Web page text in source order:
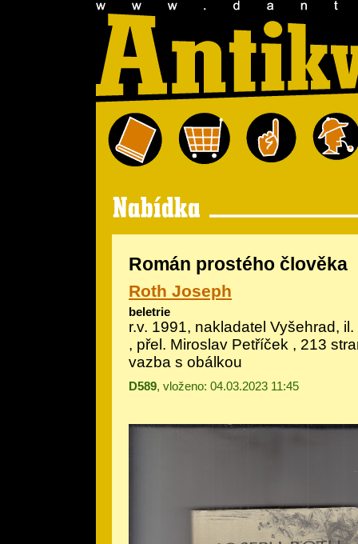
Román prostého člověka
Roth Joseph
beletrie
r.v. 1991, nakladatel Vyšehrad, il.
, přel. Miroslav Petříček , 213
vazba s obálkou
D589, vloženo: 04.03.2023 11:45